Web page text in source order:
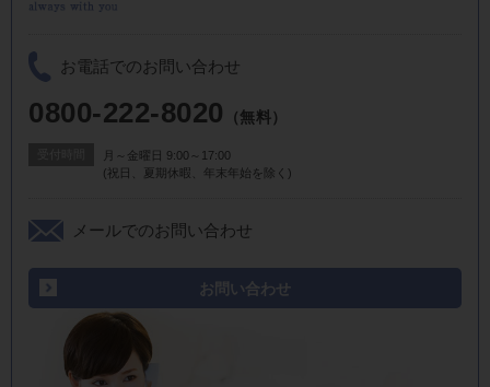
お電話でのお問い合わせ
0800-222-8020 （無料）
月～金曜日 9:00～17:00
(祝日、夏期休暇、年末年始を除く)
メールでのお問い合わせ
お問い合わせ